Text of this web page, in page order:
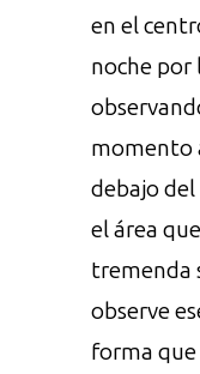
en el
noche por
momento
debajo
el área
tremenda
observe
forma que